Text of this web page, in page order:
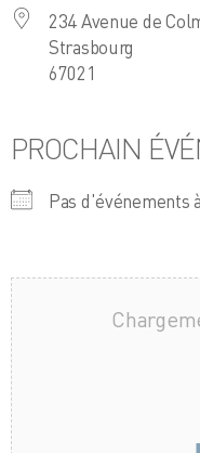
234 Avenue de
Strasbourg
67021
PROCHAIN
Pas d'événements